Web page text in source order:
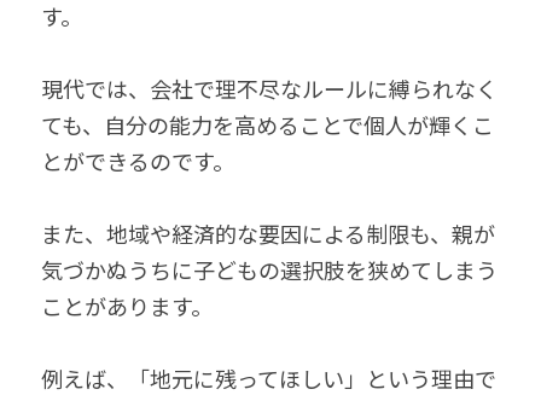
す。
現代では、会社で理不尽なルールに縛られなく
ても、自分の能力を高めることで個人が輝くこ
とができるのです。
また、地域や経済的な要因による制限も、親が
気づかぬうちに子どもの選択肢を狭めてしまう
ことがあります。
例えば、「地元に残ってほしい」という理由で